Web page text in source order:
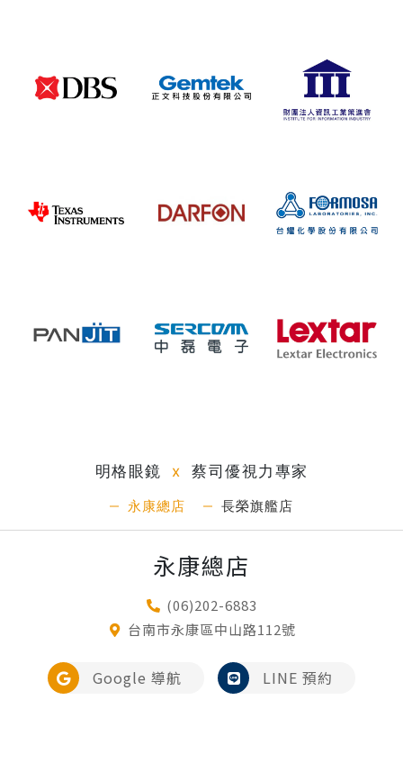
明格眼鏡 x 蔡司優視力專家
永康總店 長榮旗艦店
永康總店
(06)202-6883
台南市永康區中山路112號
Google 導航 LINE 預約